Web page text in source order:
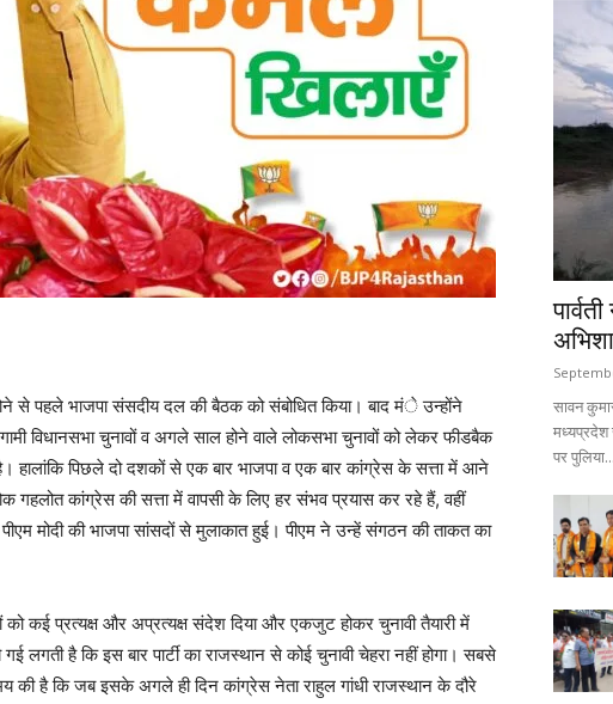
से पहले भाजपा संसदीय दल की बैठक को संबोधित किया। बाद मंे उन्होंने
विधानसभा चुनावों व अगले साल होने वाले लोकसभा चुनावों को लेकर फीडबैक
हालांकि पिछले दो दशकों से एक बार भाजपा व एक बार कांग्रेस के सत्ता में आने
गहलोत कांग्रेस की सत्ता में वापसी के लिए हर संभव प्रयास कर रहे हैं, वहीं
मोदी की भाजपा सांसदों से मुलाकात हुई। पीएम ने उन्हें संगठन की ताकत का
को कई प्रत्यक्ष और अप्रत्यक्ष संदेश दिया और एकजुट होकर चुनावी तैयारी में
है कि इस बार पार्टी का राजस्थान से कोई चुनावी चेहरा नहीं होगा। सबसे
की है कि जब इसके अगले ही दिन कांग्रेस नेता राहुल गांधी राजस्थान के दौरे
सावन
मध्यप्रदेश
पर पुलिया...